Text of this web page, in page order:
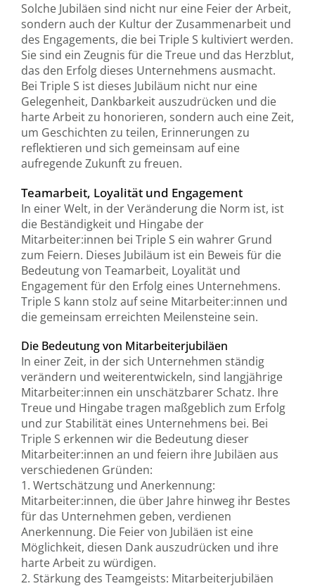
Solche Jubiläen sind nicht nur eine Feier der Arbeit,
sondern auch der Kultur der Zusammenarbeit und
des Engagements, die bei Triple S kultiviert werden.
Sie sind ein Zeugnis für die Treue und das Herzblut,
das den Erfolg dieses Unternehmens ausmacht.
Bei Triple S ist dieses Jubiläum nicht nur eine
Gelegenheit, Dankbarkeit auszudrücken und die
harte Arbeit zu honorieren, sondern auch eine Zeit,
um Geschichten zu teilen, Erinnerungen zu
reflektieren und sich gemeinsam auf eine
aufregende Zukunft zu freuen.
Teamarbeit, Loyalität und Engagement
In einer Welt, in der Veränderung die Norm ist, ist
die Beständigkeit und Hingabe der
Mitarbeiter:innen bei Triple S ein wahrer Grund
zum Feiern. Dieses Jubiläum ist ein Beweis für die
Bedeutung von Teamarbeit, Loyalität und
Engagement für den Erfolg eines Unternehmens.
Triple S kann stolz auf seine Mitarbeiter:innen und
die gemeinsam erreichten Meilensteine sein.
Die Bedeutung von Mitarbeiterjubiläen
In einer Zeit, in der sich Unternehmen ständig
verändern und weiterentwickeln, sind langjährige
Mitarbeiter:innen ein unschätzbarer Schatz. Ihre
Treue und Hingabe tragen maßgeblich zum Erfolg
und zur Stabilität eines Unternehmens bei. Bei
Triple S erkennen wir die Bedeutung dieser
Mitarbeiter:innen an und feiern ihre Jubiläen aus
verschiedenen Gründen:
1. Wertschätzung und Anerkennung:
Mitarbeiter:innen, die über Jahre hinweg ihr Bestes
für das Unternehmen geben, verdienen
Anerkennung. Die Feier von Jubiläen ist eine
Möglichkeit, diesen Dank auszudrücken und ihre
harte Arbeit zu würdigen.
2. Stärkung des Teamgeists: Mitarbeiterjubiläen